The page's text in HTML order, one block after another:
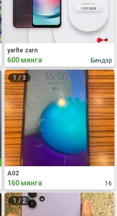
Биндэр
yarlte zarn
600 мянга
1 /3
16
A02
160 мянга
1 / 2